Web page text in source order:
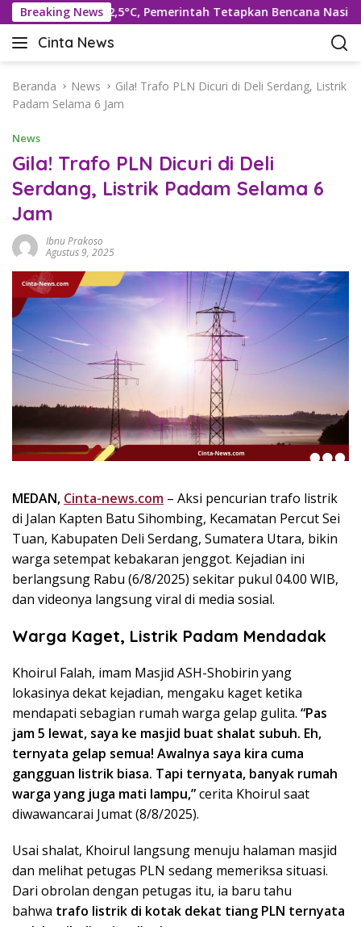
a
Breaking News
Rekor 42,5°C, Pemerintah Tetapkan Bencana Nasional
Cinta News
C
n
t
N
e
w
s
–
a
a
r
k
n
,
P
n
u
I
n
s
p
r
s
i
Beranda News
Gila! Trafo PLN Dicuri di Deli Serdang, Listrik
Padam Selama 6 Jam
News
Gila! Trafo PLN Dicuri di Deli
Serdang, Listrik Padam Selama 6
Jam
Ibnu Prakoso
Agustus 9, 2025
MEDAN, Cinta-news.com – Aksi pencurian trafo listrik
di Jalan Kapten Batu Sihombing, Kecamatan Percut Sei
Tuan, Kabupaten Deli Serdang, Sumatera Utara, bikin
warga setempat kebakaran jenggot. Kejadian ini
berlangsung Rabu (6/8/2025) sekitar pukul 04.00 WIB,
dan videonya langsung viral di media sosial.
Warga Kaget, Listrik Padam Mendadak
Khoirul Falah, imam Masjid ASH-Shobirin yang
lokasinya dekat kejadian, mengaku kaget ketika
mendapati sebagian rumah warga gelap gulita. “Pas
jam 5 lewat, saya ke masjid buat shalat subuh. Eh,
ternyata gelap semua! Awalnya saya kira cuma
gangguan listrik biasa. Tapi ternyata, banyak rumah
warga yang juga mati lampu,”cerita Khoirul saat
diwawancarai Jumat (8/8/2025).
Usai shalat, Khoirul langsung menuju halaman masjid
dan melihat petugas PLN sedang memeriksa situasi.
Dari obrolan dengan petugas itu, ia baru tahu
bahwa trafo listrik di kotak dekat tiang PLN ternyata